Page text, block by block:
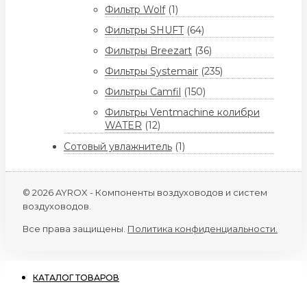
Фильтр Wolf (1)
Фильтры SHUFT (64)
Фильтры Breezart (36)
Фильтры Systemair (235)
Фильтры Camfil (150)
Фильтры Ventmachine колибри
WATER (12)
Сотовый увлажнитель (1)
© 2026 AYROX - Компоненты воздуховодов и систем
воздуховодов.
Все права защищены. Политика конфиденциальности.
КАТАЛОГ ТОВАРОВ